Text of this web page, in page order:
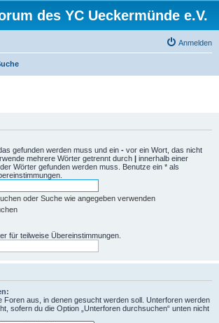
des YC Ueckermünde e.V.
Anmelden
gefunden werden muss und ein - vor ein Wort, das nicht
mehrere Wörter getrennt durch | innerhalb einer
Wörter gefunden werden muss. Benutze ein * als
oder Suche wie angegeben verwenden
für teilweise Übereinstimmungen.
Foren aus, in denen gesucht werden soll. Unterforen werden
sofern du die Option „Unterforen durchsuchen“ unten nicht